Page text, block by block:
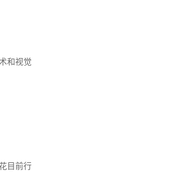
和视觉
目前行